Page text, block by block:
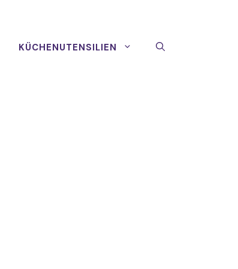
KÜCHENUTENSILIEN